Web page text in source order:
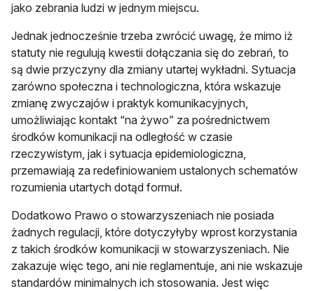
jako zebrania ludzi w jednym miejscu.
Jednak jednocześnie trzeba zwrócić uwagę, że mimo iż
statuty nie regulują kwestii dołączania się do zebrań, to
są dwie przyczyny dla zmiany utartej wykładni. Sytuacja
zarówno społeczna i technologiczna, która wskazuje
zmianę zwyczajów i praktyk komunikacyjnych,
umożliwiając kontakt “na żywo” za pośrednictwem
środków komunikacji na odległość w czasie
rzeczywistym, jak i sytuacja epidemiologiczna,
przemawiają za redefiniowaniem ustalonych schematów
rozumienia utartych dotąd formuł.
Dodatkowo Prawo o stowarzyszeniach nie posiada
żadnych regulacji, które dotyczyłyby wprost korzystania
z takich środków komunikacji w stowarzyszeniach. Nie
zakazuje więc tego, ani nie reglamentuje, ani nie wskazuje
standardów minimalnych ich stosowania. Jest więc